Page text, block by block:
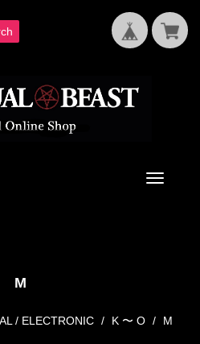
Toggle
M
/ ELECTRONIC K 〜 O M